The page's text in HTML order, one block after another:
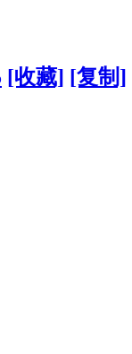
[收藏] [复制]